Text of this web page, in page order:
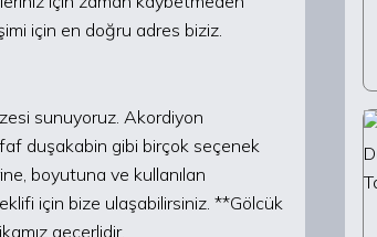
için en doğru adres biziz.
sunuyoruz. Akordiyon
duşakabin gibi birçok seçenek
boyutuna ve kullanılan
için bize ulaşabilirsiniz. **Gölcük
geçerlidir.